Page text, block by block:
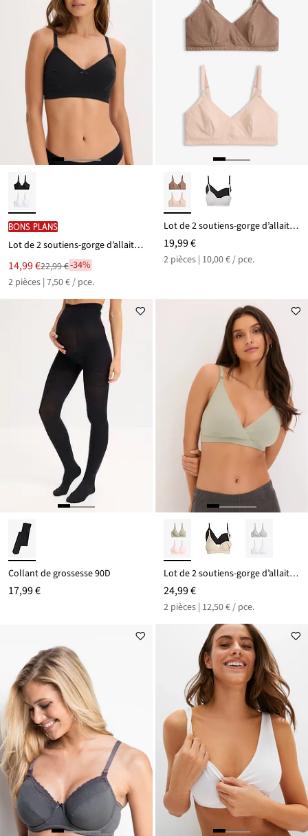
BONS PLANS
Lot de 2 soutiens-gorge d’allaitement sans armatures en coton ajouré
Le
nouveau
prix
est
14,99 €
Remise
à
partir
22,99 €-34%
2 pièces | 7,50 € / pce.
Lot de 2 soutiens-gorge d’allaitement coton sans armatures
19,99 €
2 pièces | 10,00 € / pce.
Collant de grossesse 90D
17,99 €
Lot de 2 soutiens-gorge d’allaitement coton sans armatures
24,99 €
2 pièces | 12,50 € / pce.